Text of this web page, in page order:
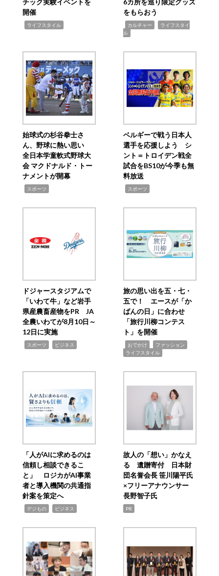
チック実験イベントを
開催
ライフスタイル
6カ所を巡り限定グッズ
をもらおう
カルチャー
ライフスタイ
ル
始球式の杉谷拳士さ
ん、野球に熱い思い
全日本学童軟式野球大
会 マクドナルド・トー
ナメントが開幕
スポーツ
ベルギーで戦う日本人
選手を応援しよう シ
ント＝トロイデン戦全
試合をBS10が今季も無
料放送
スポーツ
ドジャースタジアムで
「いわて牛」など岩手
県産農畜産物をPR JA
全農いわてが8月10日～
12日に実施
スポーツ ビジネス
旅の思い出を五・七・
五で！ エースが「か
ばんの日」に合わせ
「旅行川柳コンテス
ト」を開催
おでかけ ファッション
ライフスタイル
「人がAIに求めるのは
信頼し相談できるこ
と」 ロジカがAI事業
者と導入機関の共通指
針案を策定へ
デジもの ビジネス
故人の「想い」かなえ
る 遺贈寄付 日本財
団名誉会長 笹川陽平氏
×フリーアナウンサー
長野智子氏
PR